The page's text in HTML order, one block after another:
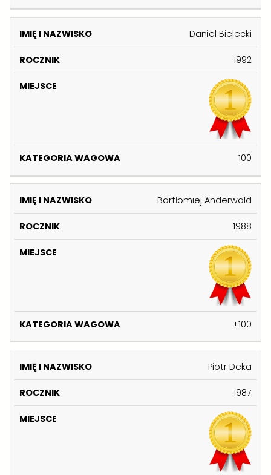
Daniel Bielecki
1992
100
Bartłomiej Anderwald
1988
+100
Piotr Deka
1987